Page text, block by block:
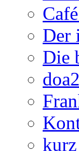
Der
Die
kurz